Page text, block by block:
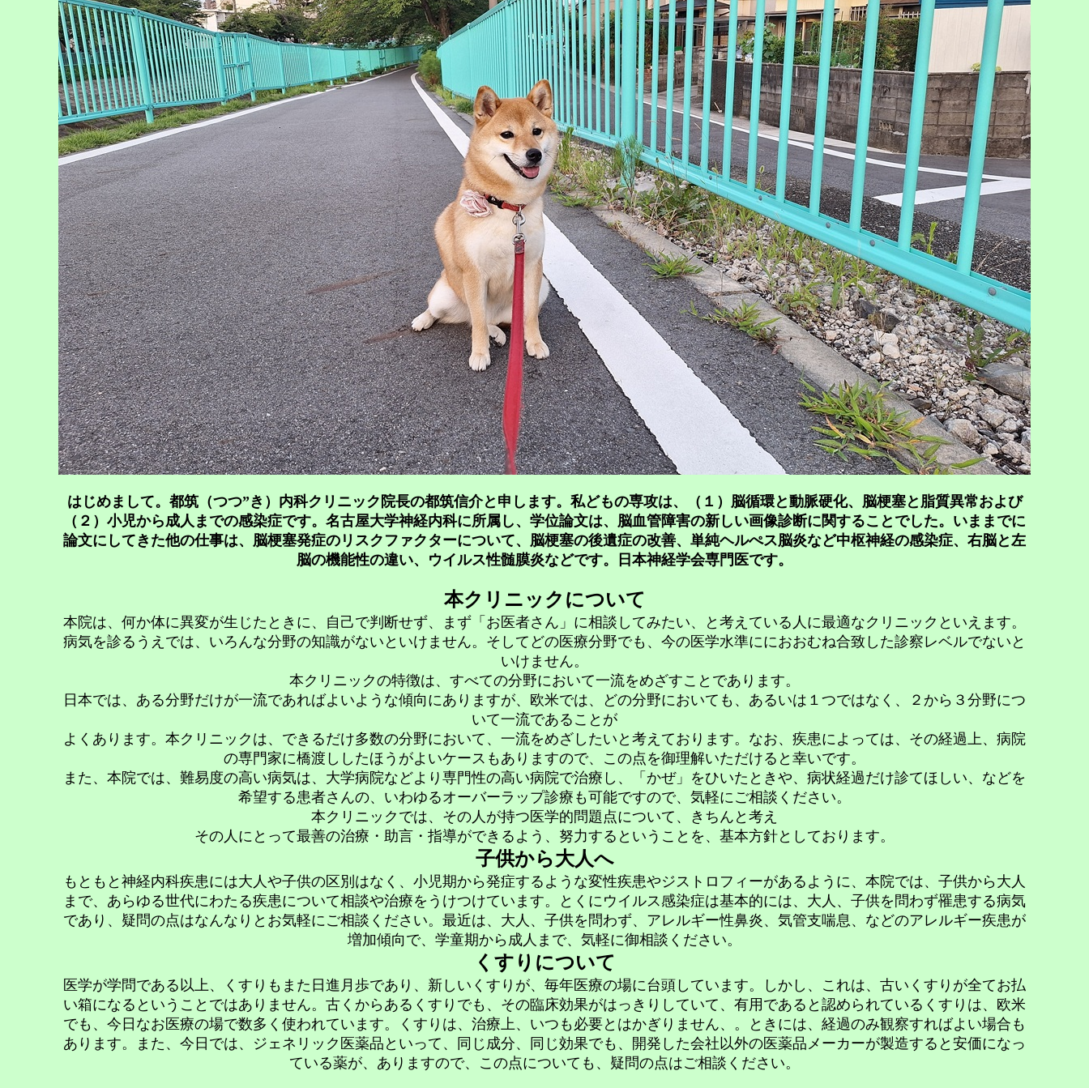
はじめまして。都筑（つつ”き）内科クリニック院長の都筑信介と申します。私どもの専攻は、（１）脳循環と動脈硬化、脳梗塞と脂質異常および
（２）小児から成人までの感染症です。名古屋大学神経内科に所属し、学位論文は、脳血管障害の新しい画像診断に関することでした。いままでに
論文にしてきた他の仕事は、脳梗塞発症のリスクファクターについて、脳梗塞の後遺症の改善、単純ヘルぺス脳炎など中枢神経の感染症、右脳と左
脳の機能性の違い、ウイルス性髄膜炎などです。日本神経学会専門医です。
本クリニックについて
本院は、何か体に異変が生じたときに、自己で判断せず、まず「お医者さん」に相談してみたい、と考えている人に最適なクリニックといえます。
病気を診るうえでは、いろんな分野の知識がないといけません。そしてどの医療分野でも、今の医学水準ににおおむね合致した診察レベルでないと
いけません。
本クリニックの特徴は、すべての分野において一流をめざすことであります。
日本では、ある分野だけが一流であればよいような傾向にありますが、欧米では、どの分野においても、あるいは１つではなく、２から３分野につ
いて一流であることが
よくあります。本クリニックは、できるだけ多数の分野において、一流をめざしたいと考えております。なお、疾患によっては、その経過上、病院
の専門家に橋渡ししたほうがよいケースもありますので、この点を御理解いただけると幸いです。
また、本院では、難易度の高い病気は、大学病院などより専門性の高い病院で治療し、「かぜ」をひいたときや、病状経過だけ診てほしい、などを
希望する患者さんの、いわゆるオーバーラップ診療も可能ですので、気軽にご相談ください。
本クリニックでは、その人が持つ医学的問題点について、きちんと考え
その人にとって最善の治療・助言・指導ができるよう、努力するということを、基本方針としております。
子供から大人へ
もともと神経内科疾患には大人や子供の区別はなく、小児期から発症するような変性疾患やジストロフィーがあるように、本院では、子供から大人
まで、あらゆる世代にわたる疾患について相談や治療をうけつけています。とくにウイルス感染症は基本的には、大人、子供を問わず罹患する病気
であり、疑問の点はなんなりとお気軽にご相談ください。最近は、大人、子供を問わず、アレルギー性鼻炎、気管支喘息、などのアレルギー疾患が
増加傾向で、学童期から成人まで、気軽に御相談ください。
くすりについて
医学が学問である以上、くすりもまた日進月歩であり、新しいくすりが、毎年医療の場に台頭しています。しかし、これは、古いくすりが全てお払
い箱になるということではありません。古くからあるくすりでも、その臨床効果がはっきりしていて、有用であると認められているくすりは、欧米
でも、今日なお医療の場で数多く使われています。くすりは、治療上、いつも必要とはかぎりません、。ときには、経過のみ観察すればよい場合も
あります。また、今日では、ジェネリック医薬品といって、同じ成分、同じ効果でも、開発した会社以外の医薬品メーカーが製造すると安価になっ
ている薬が、ありますので、この点についても、疑問の点はご相談ください。